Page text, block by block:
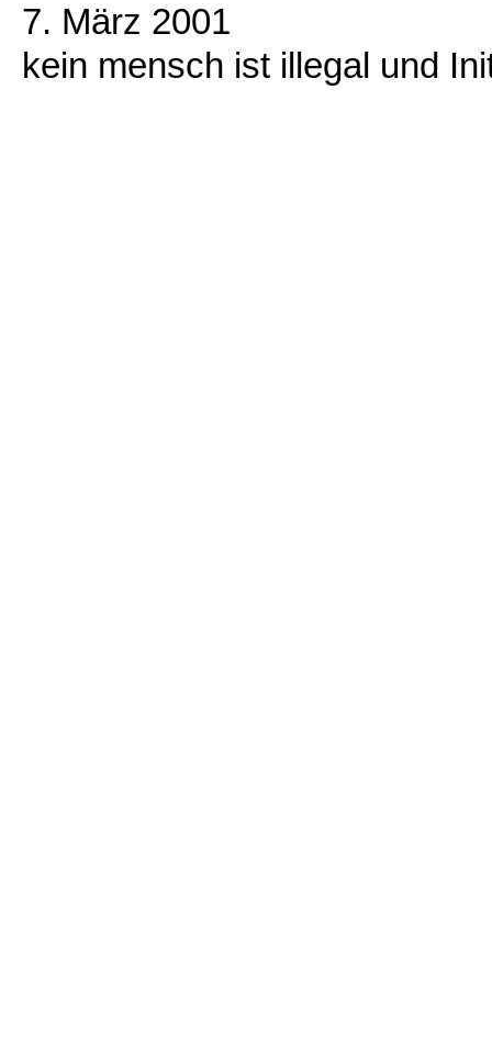
7. März 2001
kein mensch ist illegal und